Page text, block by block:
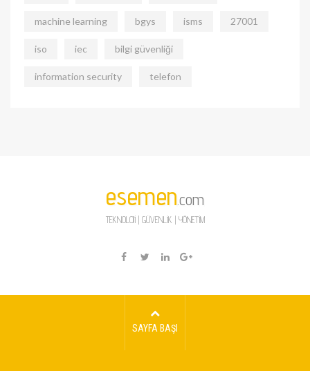
machine learning bgys isms 27001
iso iec bilgi güvenliği
information security telefon
esemen.com
TEKNOLOJİ | GÜVENLİK | YÖNETİM
SAYFA BAŞI